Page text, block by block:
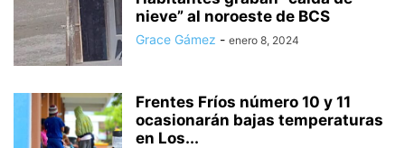
nieve” al noroeste de BCS
Grace Gámez - enero 8, 2024
Frentes Fríos número 10 y 11
ocasionarán bajas temperaturas
en Los...